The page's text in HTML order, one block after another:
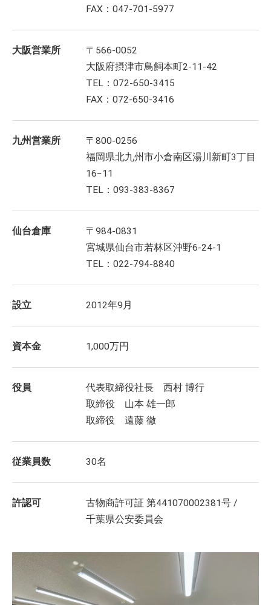
FAX：047-701-5977
大阪営業所
〒566-0052
大阪府摂津市鳥飼本町2-11-42
TEL：072-650-3415
FAX：072-650-3416
九州営業所
〒800-0256
福岡県北九州市小倉南区湯川新町3丁目
16−11
TEL：093-383-8367
仙台倉庫
〒984-0831
宮城県仙台市若林区沖野6-24-1
TEL：022-794-8840
設立 2012年9月
資本金 1,000万円
役員
代表取締役社長 西村 博行
取締役 山本 雄一郎
取締役 遠藤 徹
従業員数 30名
許認可
古物商許可証 第441070002381号 /
千葉県公安委員会